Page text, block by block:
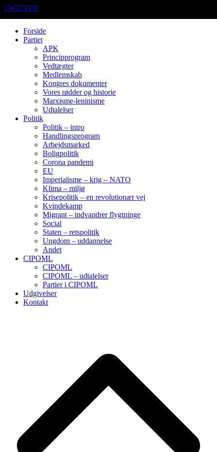
TWITTER
Forside
Partiet
APK
Principprogram
Vedtægter
Medlemskab
Kongres dokumenter
Vores rødder og historie
Marxisme-leninisme
Udtalelser
Politik
Politik – intro
Handlingsprogram
Arbejdsmarked
Boligpolitik
Corona pandemi
EU
Imperialisme – krig – NATO
Klima – miljø
Krisepolitik – en revolutionær vej
Kvindekamp
Migrant – indvandrer flygtninge
Social
Staten – retspolitik
Ungdom – uddannelse
Andet
CIPOML
CIPOML
CIPOML – udtalelser
Partier i CIPOML
Udgivelser
Kontakt